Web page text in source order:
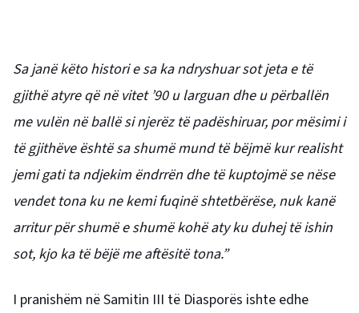
Sa janë këto histori e sa ka ndryshuar sot jeta e të
gjithë atyre që në vitet ’90 u larguan dhe u përballën
me vulën në ballë si njerëz të padëshiruar, por mësimi i
të gjithëve është sa shumë mund të bëjmë kur realisht
jemi gati ta ndjekim ëndrrën dhe të kuptojmë se nëse
vendet tona ku ne kemi fuqinë shtetbërëse, nuk kanë
arritur për shumë e shumë kohë aty ku duhej të ishin
sot, kjo ka të bëjë me aftësitë tona.”
I pranishëm në Samitin III të Diasporës ishte edhe